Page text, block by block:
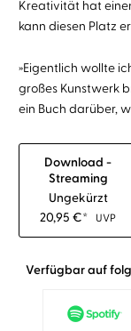
Kreativität hat
kann diesen Platz
»Eigentlich wollte
großes Kunstwerk
ein Buch darüber,
Download -
Streaming
Ungekürzt
20,95€* UVP
Verfügbar auf